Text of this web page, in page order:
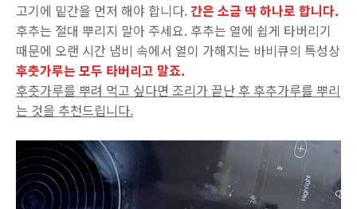
고기에 밑간을 먼저 해야 합니다.간은 소금 딱 하나로 합니다.
후추는 절대 뿌리지 말아 주세요. 후추는 열에 쉽게 타버리기
때문에 오랜 시간 냄비 속에서 열이 가해지는 바비큐의 특성상
후춧가루는 모두 타버리고 말죠.
후춧가루를 뿌려 먹고 싶다면 조리가 끝난 후 후추가루를 뿌리
는 것을 추천드립니다.